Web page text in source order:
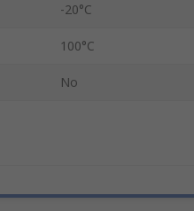
-20°C
100°C
No